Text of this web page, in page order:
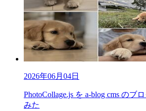
2026年06月04日
PhotoCollage.js を a-blog cms のブ
みた